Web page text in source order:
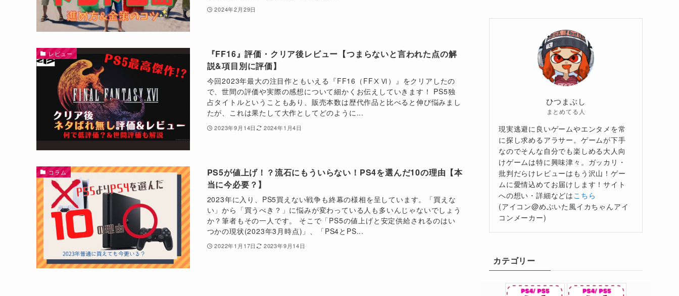
2024年2月29日
レビュー
『FF16』評価・クリア後レビュー【つまらないと言われた点の解
説&項目別に評価】
今回2023年最大の注目作ともいえる『FF16（FFⅩⅥ）』をクリアしたの
で、世間の評価や実際の感想について細かくお伝えしていきます！ PS5独
占タイトルということもあり、販売本数は歴代作品と比べると伸び悩みまし
たが、これは果たして大作としてどのように...
2023年9月14日 2024年1月4日
コラム
PS5が値上げ！？流石にもういらない！PS4を選んだ10の理由【本
当に今必要？】
2023年に入り、PS5買えない戦争も終幕の様相を呈しています。「買えな
い」から「買うべき？」に悩みが変わっている人も多いんじゃないでしょう
か？筆者もその一人です。 そこで「PS5の値上げと安定供給されるのはい
つかの現状(2023年3月時点)」、「PS4とPS...
2022年1月17日 2023年9月14日
ひつまぶし
まとめてる人
現実逃避に良いゲームやエンタメを常
に探し求めるアラサー。ゲームが下手
なのでそんな自分でも楽しめる大人向
けゲームは特に興味津々。ガッカリ・
批判だらけレビューはもう沢山！ゲー
ムに愛情込めてお届けします！サイト
への想い・詳細などはこちら
(アイコン@めぶいた風イカちゃんアイ
コンメーカー)
カテゴリー